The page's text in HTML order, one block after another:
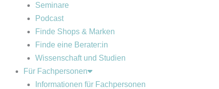
Seminare
Podcast
Finde Shops & Marken
Finde eine Berater:in
Wissenschaft und Studien
Für Fachpersonen
Informationen für Fachpersonen